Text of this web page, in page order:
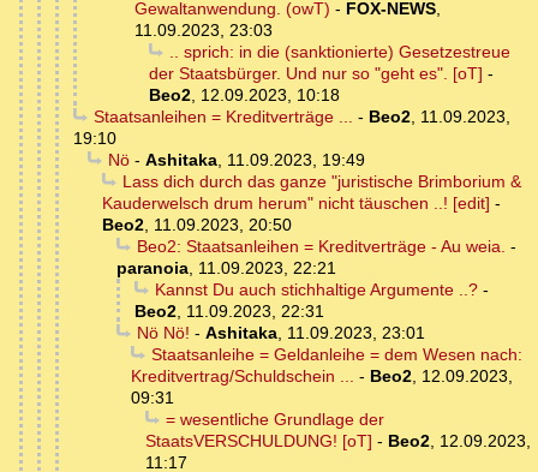
Gewaltanwendung. (owT) - FOX-NEWS,
11.09.2023, 23:03
.. sprich: in die (sanktionierte) Gesetzestreue
der Staatsbürger. Und nur so "geht es". [oT] -
Beo2, 12.09.2023, 10:18
Staatsanleihen = Kreditverträge ... - Beo2, 11.09.2023,
19:10
Nö- Ashitaka, 11.09.2023, 19:49
Lass dich durch das ganze "juristische Brimborium &
Kauderwelsch drum herum" nicht täuschen ..! [edit] -
Beo2, 11.09.2023, 20:50
Beo2: Staatsanleihen = Kreditverträge - Au weia. -
paranoia, 11.09.2023, 22:21
Kannst Du auch stichhaltige Argumente ..?-
Beo2, 11.09.2023, 22:31
Nö Nö! - Ashitaka, 11.09.2023, 23:01
Staatsanleihe = Geldanleihe = dem Wesen nach:
Kreditvertrag/Schuldschein ... - Beo2, 12.09.2023,
09:31
= wesentliche Grundlage der
StaatsVERSCHULDUNG! [oT] - Beo2, 12.09.2023,
11:17